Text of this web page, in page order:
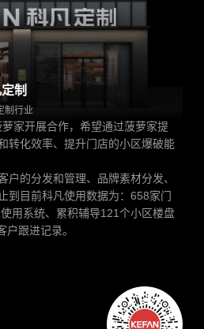
制
制行业
家开展合作，希望通过菠萝家提
转化效率、提升门店的小区爆破能
户的分发和管理、品牌素材分发、
到目前科凡使用数据为：658家门
用系统、累积辅导121个小区楼盘
跟进记录。